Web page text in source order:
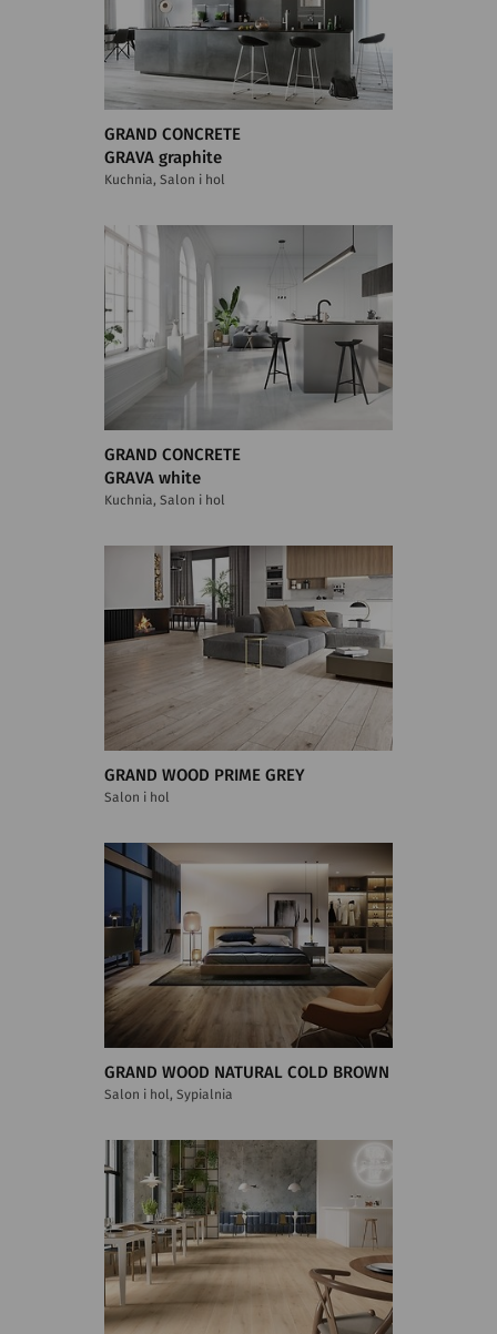
GRAND CONCRETE
GRAVA graphite
Kuchnia, Salon i hol
GRAND CONCRETE
GRAVA white
Kuchnia, Salon i hol
GRAND WOOD PRIME GREY
Salon i hol
GRAND WOOD NATURAL COLD BROWN
Salon i hol, Sypialnia